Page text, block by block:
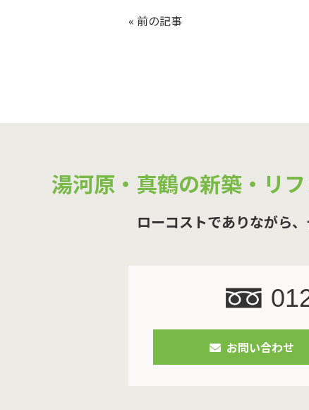
« 前の記事
湯河原・真鶴の新築・リフ
ローコストでありながら
お問い合わせ